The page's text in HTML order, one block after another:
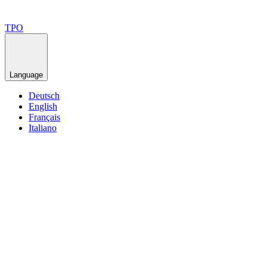
TPO
Language
Deutsch
English
Français
Italiano